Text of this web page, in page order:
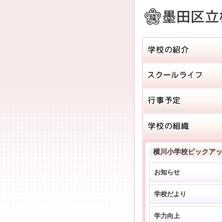
横川小学校ピックア
お知らせ
学校だより
学力向上